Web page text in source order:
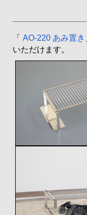
「 AO-220 あみ置き
いただけます。